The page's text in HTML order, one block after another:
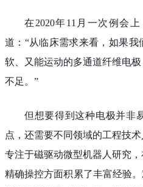
在2020年11月一次例会
道：“从临床需求来看，如果
软、又能运动的多通道纤维电
不足。”
但想要得到这种电极并非
点，还需要不同领域的工程技
专注于磁驱动微型机器人研究
精确操控方面积累了丰富经验